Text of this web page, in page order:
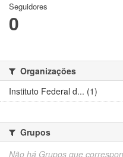
Seguidores
0
Organizações
Instituto Federal d... (1)
Grupos
Não há Grupos que